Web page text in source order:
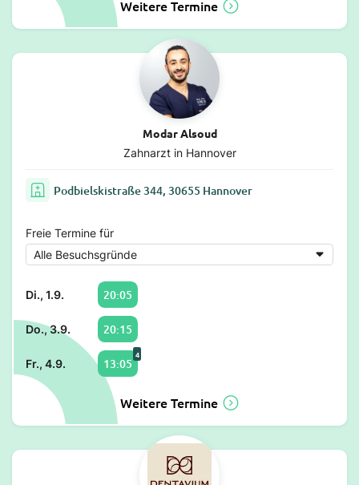
Weitere Termine
Modar Alsoud
Zahnarzt in Hannover
Podbielskistraße 344, 30655 Hannover
Freie Termine für
Di., 1.9. 20:05
Do., 3.9. 20:15
Fr., 4.9. 13:05
4
Weitere Termine